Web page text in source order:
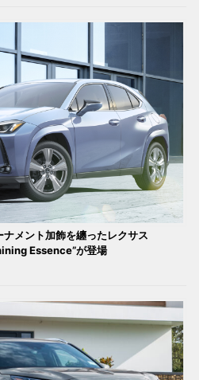
メント加飾を纏ったレクサス
Essence”が登場